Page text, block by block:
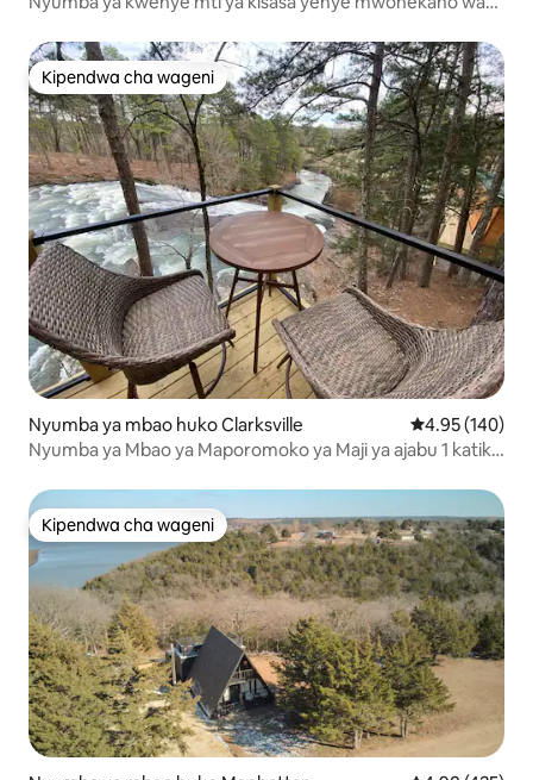
Kipendwa cha wageni
Kipendwa cha wageni
Nyumba ya mbao huko Clarksville Ukadiriaji wa
4.95 (140)
Nyumba ya Mbao ya Maporomoko ya Maji ya ajabu 1 katika
Kipendwa cha wageni
Kipendwa cha wageni